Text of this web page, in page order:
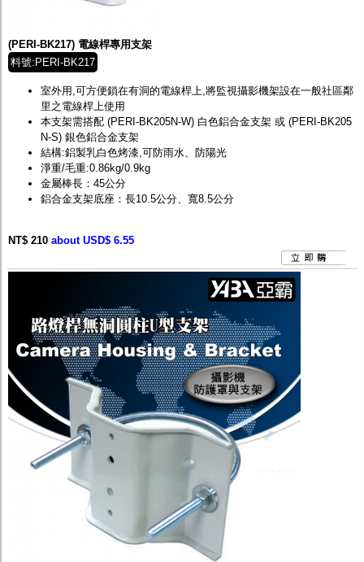
(PERI-BK217) 電線桿專用支架
料號:PERI-BK217
室外用,可方便鎖在有洞的電線桿上,將監視攝影機架設在一般社區鄰
里之電線桿上使用
本支架需搭配 (PERI-BK205N-W) 白色鋁合金支架 或 (PERI-BK205
N-S) 銀色鋁合金支架
結構:鋁製乳白色烤漆,可防雨水、防陽光
淨重/毛重:0.86kg/0.9kg
金屬棒長：45公分
鋁合金支架底座：長10.5公分、寬8.5公分
NT$ 210 about USD$ 6.55